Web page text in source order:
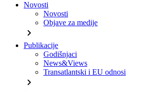
Novosti
Novosti
Objave za medije
chevron_right
Publikacije
Godišnjaci
News&Views
Transatlantski i EU odnosi
chevron_right